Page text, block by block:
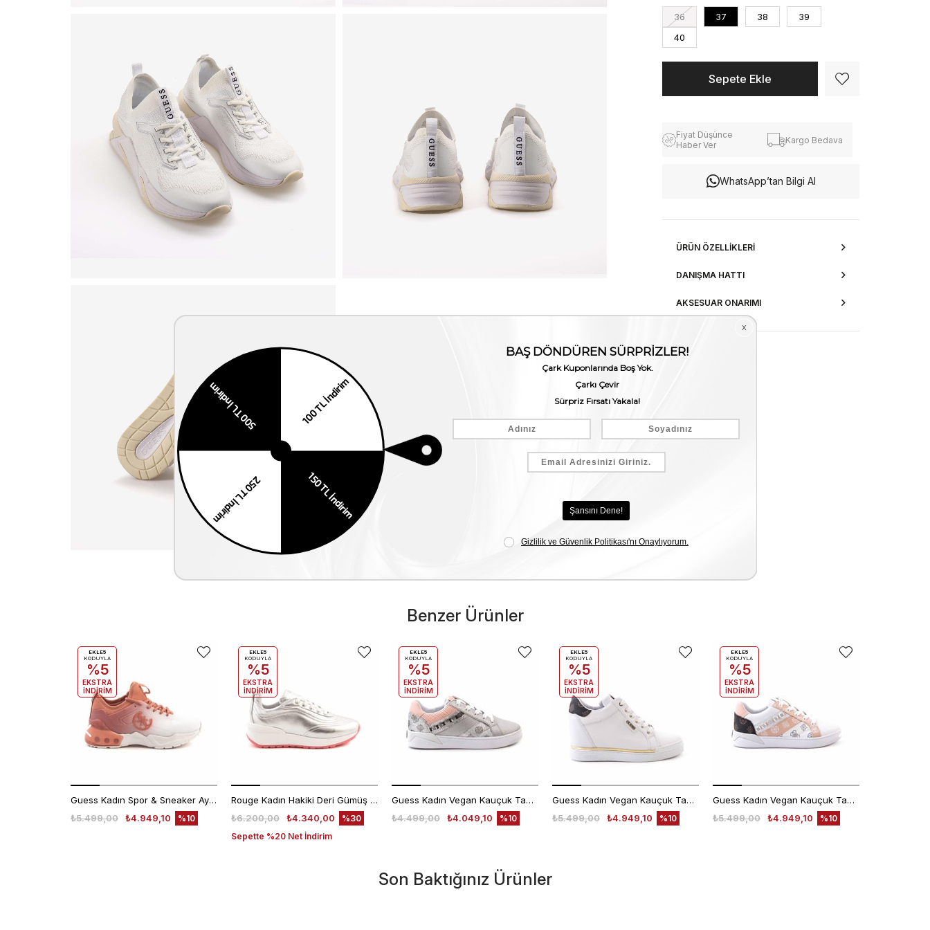
36 37 38
39
40
Fiyat Düşünce
Haber Ver
Kargo Bedava
WhatsApp’tan Bilgi Al
ÜRÜN ÖZELLIKLERI
DANIŞMA HATTI
AKSESUAR ONARIMI
Benzer Ürünler
Guess Kadın Spor & Sneaker Ayakkabı FL6T2CELE12
₺4.949,10
₺5.499,00 %10
EKLE5
KODUYLA
%5
EKSTRA
İNDİRİM
Rouge Kadın Hakiki Deri Gümüş Spor & Sneaker Ayakkabı
₺4.340,00
₺6.200,00
Sepette %20 Net İndirim
%30
EKLE5
KODUYLA
%5
EKSTRA
İNDİRİM
Guess Kadın Vegan Kauçuk Taban Gümüş Spor & Sneaker Ayakkabı
₺4.049,10
₺4.499,00 %10
EKLE5
KODUYLA
%5
EKSTRA
İNDİRİM
Guess Kadın Vegan Kauçuk Taban Beyaz Spor & Sneaker Ayakkabı
₺4.949,10
₺5.499,00 %10
EKLE5
KODUYLA
%5
EKSTRA
İNDİRİM
Guess Kadın Vegan Kauçuk Taban Beyaz Spor & Sneaker Ayakkabı
₺4.949,10
₺5.499,00 %10
EKLE5
KODUYLA
%5
EKSTRA
İNDİRİM
Son Baktığınız Ürünler